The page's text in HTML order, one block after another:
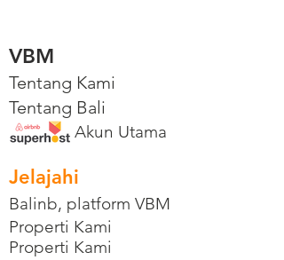
VBM
Tentang Kami
Tentang Bali
Akun Utama
Jelajahi
Balinb, platform VBM
Properti Kami
Properti Kami